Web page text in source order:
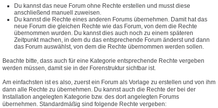
Du kannst das neue Forum ohne Rechte erstellen und musst diese
anschließend manuell zuweisen.
Du kannst die Rechte eines anderen Forums übernehmen. Damit hat das
neue Forum die gleichen Rechte wie das Forum, von dem die Rechte
übernommen wurden. Du kannst dies auch noch zu einem späteren
Zeitpunkt machen, in dem du das entsprechende Forum änderst und dann
das Forum auswählst, von dem die Rechte übernommen werden sollen.
Beachte bitte, dass auch für eine Kategorie entsprechende Rechte vergeben
werden müssen, damit sie in der Forenstruktur sichtbar ist.
Am einfachsten ist es also, zuerst ein Forum als Vorlage zu erstellen und von ihm
dann alle Rechte zu übernehmen. Du kannst auch die Rechte der bei der
Installation angelegten Kategorie bzw. des dort angelegten Forums
übernehmen. Standardmäßig sind folgende Rechte vergeben: